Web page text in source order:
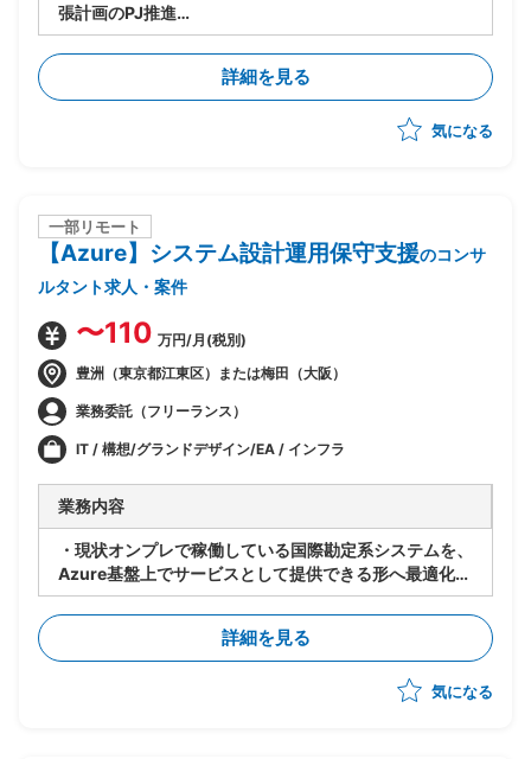
張計画のPJ推進
・要員管理、進捗管理、タスク管理を担当
・設計レビューの実施
・関係者調整(エンドユーザ・ベンダー・オフショア開
発メンバ間)
・ベンダー統制及びチームコミュニケーションの推進
詳細を見る
気になる
一部リモート
【Azure】システム設計運用保守支援のコンサ
ルタント求人・案件
〜110 万円/月(税別)
豊洲（東京都江東区）または梅田（大阪）
業務委託（フリーランス）
IT / 構想/グランドデザイン/EA / インフラ
業務内容
・現状オンプレで稼働している国際勘定系システムを、
Azure基盤上でサービスとして提供できる形へ最適化す
るPJ
・既存アーキテクチャ(Windows Server等)は維持しつ
つ、Azure基盤への移行・SaaS化を推進
・企画構想フェーズは完了済み、今後設計フェーズの予
詳細を見る
気になる